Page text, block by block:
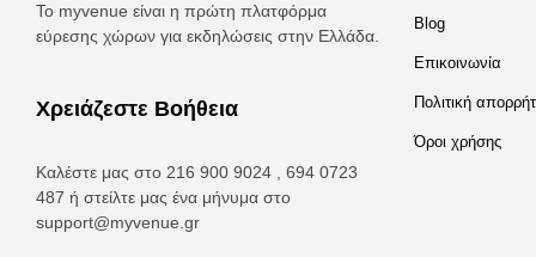
Το myvenue είναι η πρώτη πλατφόρμα
εύρεσης χώρων για εκδηλώσεις στην Ελλάδα.
Χρειάζεστε Βοήθεια
Καλέστε μας στο 216 900 9024 , 694 0723
487 ή στείλτε μας ένα μήνυμα στο
support@myvenue.gr
Blog
Επικοινωνία
Πολιτική
Όροι χρήσης